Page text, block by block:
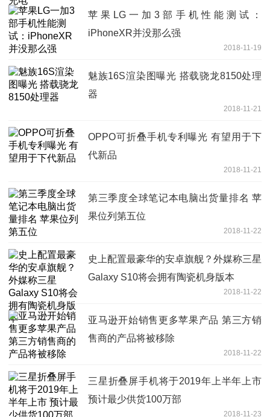
苹果LG一加3部手机性能测试：
iPhoneXR并没那么强
2018-11-19
魅族16S渲染图曝光 搭载骁龙8150处理
器
2018-11-21
OPPO可折叠手机专利曝光 有望用于下
代新品
2018-11-21
第三季度全球笔记本电脑出货量排名 苹
果位列第五位
2018-11-22
史上配置最豪华的安卓旗舰？外媒称三星
Galaxy S10将会拥有陶瓷机身版本
2018-11-22
亚马逊开始销售更多苹果产品 第三方销
售商的产品将被移除
2018-11-22
三星折叠屏手机将于2019年上半年上市
预计最少供货100万部
2018-11-23